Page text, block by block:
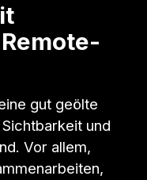
gut geölte
und
Vor allem,